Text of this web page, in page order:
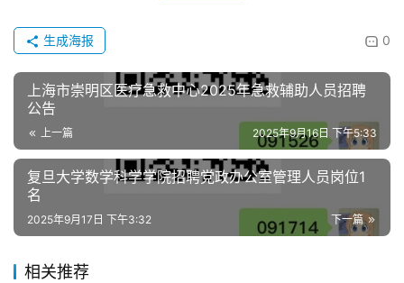
0
生成海报
上海市崇明区医疗急救中心2025年急救辅助人员招聘
公告
上一篇 2025年9月16日 下午5:33
复旦大学数学科学学院招聘党政办公室管理人员岗位1
名
下一篇
2025年9月17日 下午3:32
相关推荐